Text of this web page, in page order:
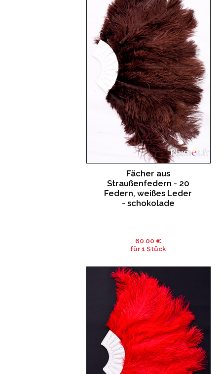
Fächer aus
Straußenfedern - 20
Federn, weißes Leder
- schokolade
60.00 €
für 1 Stück